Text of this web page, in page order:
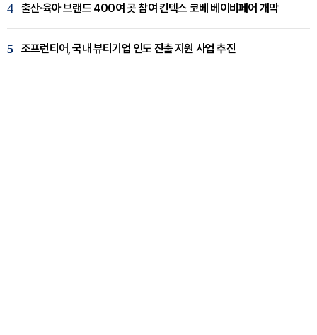
4 출산·육아 브랜드 400여 곳 참여 킨텍스 코베 베이비페어 개막
5 조프런티어, 국내 뷰티기업 인도 진출 지원 사업 추진